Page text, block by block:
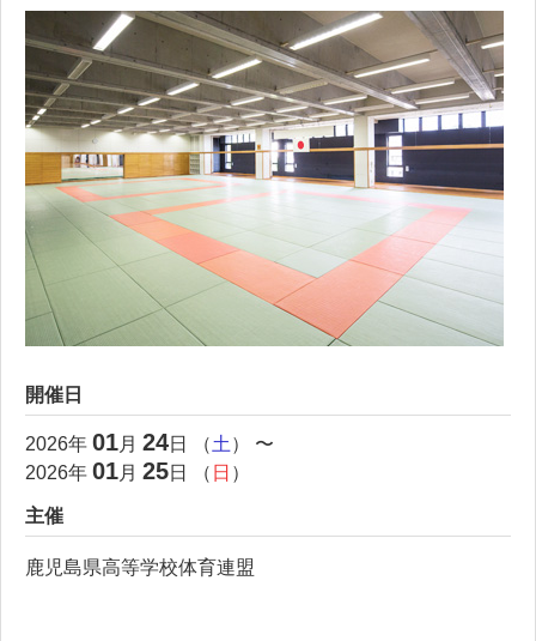
開催日
2026年 01月 24日 （土 ） 〜
2026年 01月 25日 （ 日 ）
主催
鹿児島県高等学校体育連盟